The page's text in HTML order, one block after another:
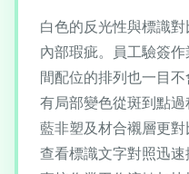
白色的反光性與標識
內部瑕疵。員工驗簽
間配位的排列也一目
有局部變色從斑到點
藍非塑及材合襯層更
查看標識文字對照迅